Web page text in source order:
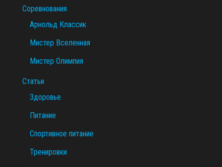
Соревнования
Арнольд Классик
Мистер Вселенная
Мистер Олимпия
Статьи
Здоровье
Питание
Спортивное питание
Тренировки